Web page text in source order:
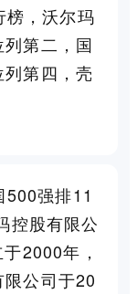
，沃尔玛
第二，国
第四，壳
强排11
控股有限公
2000年，
公司于20